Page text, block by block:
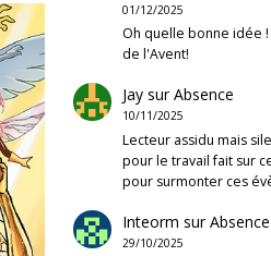
01/12/2025
Oh quelle bonne idée
de l'Avent!
Jay surAbsence
10/11/2025
Lecteur assidu mais
pour le travail fait sur
pour surmonter ces
Inteorm surAbsence
29/10/2025